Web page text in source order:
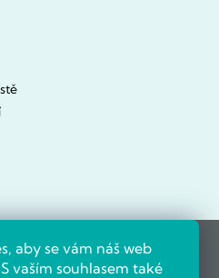
aby se vám náš web
vaším souhlasem také